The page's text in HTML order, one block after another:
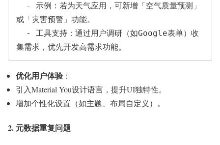
或「灾害预警」功能。
集需求，优先开发高需求功能。
优化用户体验 ：
引入Material You设计语言，提升UI独特性。
增加个性化设置（如主题、布局自定义）。
2. 元数据重复问题